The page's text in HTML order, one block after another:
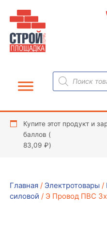
содержимому
Поиск
товаров
Купите этот продукт и
баллов (
83,09 ₽)
Главная / Электротовары /
силовой / Э Провод ПВС